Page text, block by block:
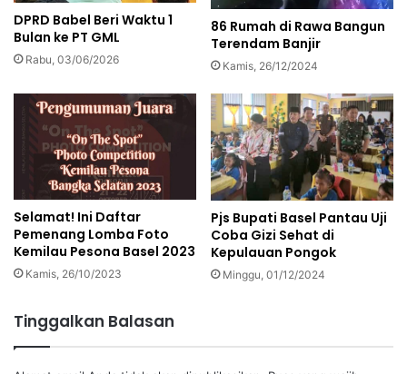
DPRD Babel Beri Waktu 1
Bulan ke PT GML
Rabu, 03/06/2026
86 Rumah di Rawa Bangun
Terendam Banjir
Kamis, 26/12/2024
Selamat! Ini Daftar
Pemenang Lomba Foto
Kemilau Pesona Basel 2023
Kamis, 26/10/2023
Pjs Bupati Basel Pantau Uji
Coba Gizi Sehat di
Kepulauan Pongok
Minggu, 01/12/2024
Tinggalkan Balasan